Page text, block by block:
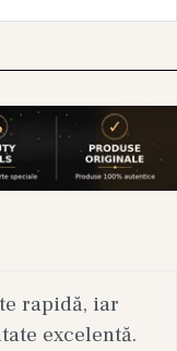
rapidă, iar
excelentă.